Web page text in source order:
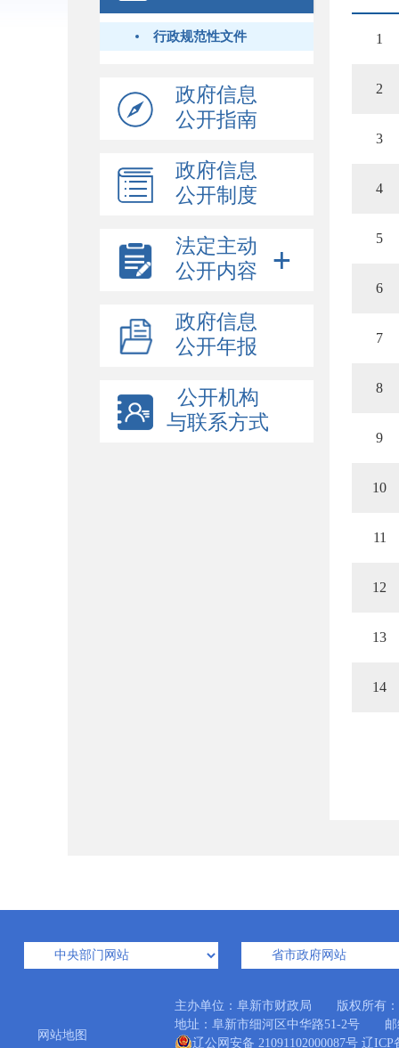
行政规范性文件
政府信息
公开指南
政府信息
公开制度
法定主动
公开内容
政府信息
公开年报
公开机构
与联系方式
1
2
3
4
5
6
7
8
9
10
11
12
13
14
网站地图
主办单位：阜新市财政局 版权所有：
地址：阜新市细河区中华路51-2号 邮
辽公网安备 21091102000087号 辽ICP